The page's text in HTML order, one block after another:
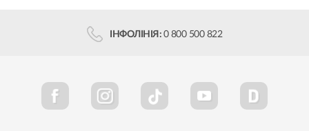
ІНФОЛІНІЯ: 0 800 500 822